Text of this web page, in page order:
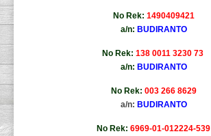
No Rek: 1490409421
a/n: BUDIRANTO
No Rek: 138 0011 3230 73
a/n: BUDIRANTO
No Rek: 003 266 8629
a/n: BUDIRANTO
No Rek: 6969-01-012224-539